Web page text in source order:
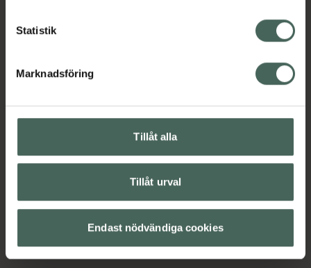
Statistik
Marknadsföring
Tillåt alla
Tillåt urval
Endast nödvändiga cookies
datorn. Oavsett vem du är så är det vårt uppdrag att
hjälpa just dig att må lite bättre. Välkommen att prata
Handla tryggt
Leverans, betalning och retur
Kundklubb
Sajtens tillgänglighet
Köpvillkor